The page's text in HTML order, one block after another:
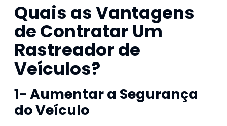
Quais as Vantagens
de Contratar Um
Rastreador de
Veículos?
1- Aumentar a Segurança
do Veículo